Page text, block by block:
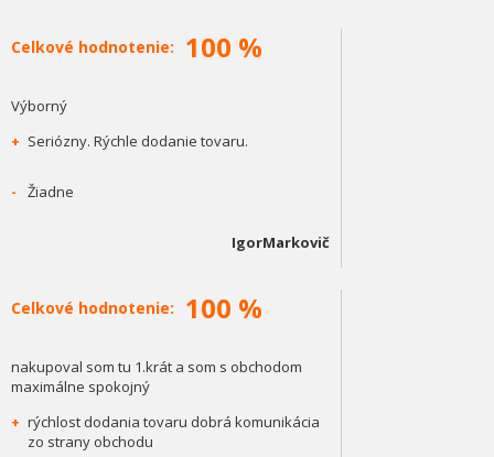
Celkové hodnotenie: 100 %
Výborný
+ Seriózny. Rýchle dodanie tovaru.
- Žiadne
IgorMarkovič
Celkové hodnotenie: 100 %
nakupoval som tu 1.krát a som s obchodom
maximálne spokojný
+ rýchlost dodania tovaru dobrá komunikácia
zo strany obchodu